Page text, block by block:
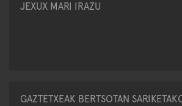
JEXUX MARI IRAZU
GAZTETXEAK BERTSOTAN